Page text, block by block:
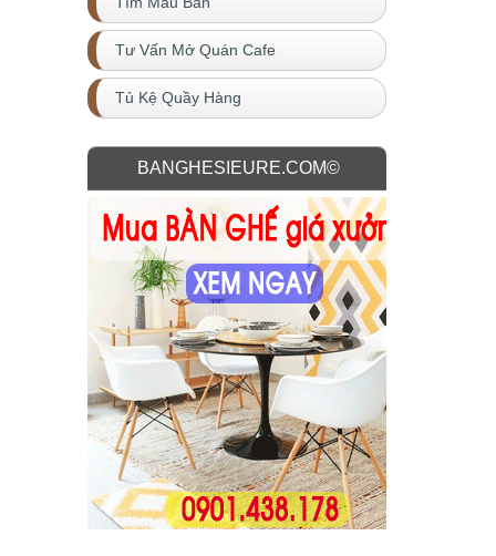
Tư Vấn Mở Quán Cafe
Tủ Kệ Quầy Hàng
BANGHESIEURE.COM©